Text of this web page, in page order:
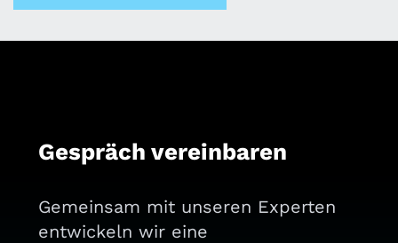
Gespräch vereinbaren
Gemeinsam mit unseren Experten
entwickeln wir eine